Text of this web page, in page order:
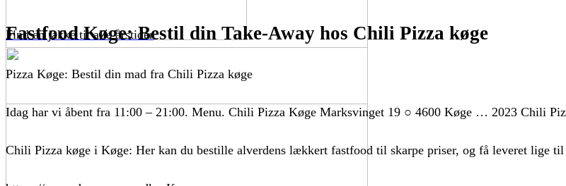
Find en jakke til alle årstider
Fastfood Køge: Bestil din Take-Away hos Chili Pizza køge
Pizza Køge: Bestil din mad fra Chili Pizza køge
Idag har vi åbent fra 11:00 – 21:00. Menu. Chili Pizza Køge Marksvinget 19 ○ 4600 Køge … 2023 Chili
Chili Pizza køge i Køge: Her kan du bestille alverdens lækkert fastfood til skarpe priser, og få leveret lige